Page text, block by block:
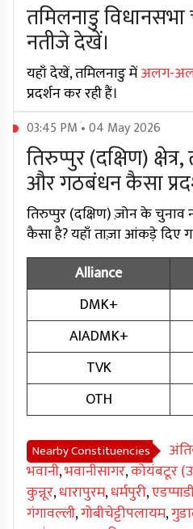
तमिलनाडु विधानसभा
नतीजे देखें।
यहाँ देखें, तमिलनाडु मेंअलग-
प्रदर्शन कर रही हैं।
03:45 PM • 04 May 2026
तिरुप्पुर (दक्षिण)
और गठबंधन कैसा
तिरुप्पुर (दक्षिण) ज़ोन के चुनाव
कैसा है? यहाँ ताज़ा आंकड़े दिए
Alliance
DMK+
AIADMK+
TVK
OTH
Nearby Constituencies
भवानी,भवानीसागर,कोयंबटूर
कुन्नूर,धारापुरम,धर्मपुरी,
गंगावल्ली,गोबीचेट्टीपलायम,